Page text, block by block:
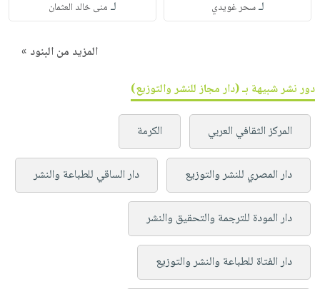
لـسحر غويدي لـ منى خالد العثمان
المزيد من البنود »
دور نشر شبيهة بـ (دار مجاز للنشر والتوزيع)
المركز الثقافي العربي الكرمة
دار المصري للنشر والتوزيع دار الساقي للطباعة والنشر
دار المودة للترجمة والتحقيق والنشر
دار الفتاة للطباعة والنشر والتوزيع